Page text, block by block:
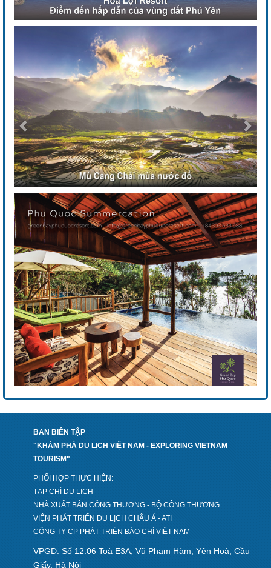
BAN BIÊN TẬP
"KHÁM PHÁ DU LỊCH VIỆT NAM - EXPLORING VIETNAM
TOURISM"
PHỐI HỢP THỰC HIỆN:
TẠP CHÍ DU LỊCH
NHÀ XUẤT BẢN CÔNG THƯƠNG - BỘ CÔNG THƯƠNG
VIỆN PHÁT TRIỂN DU LỊCH CHÂU Á - ATI
CÔNG TY CP PHÁT TRIỂN BÁO CHÍ VIỆT NAM
VPGD: Số 12.06 Toà E3A, Vũ Phạm Hàm, Yên Hoà, Cầu
Giấy, Hà Nội